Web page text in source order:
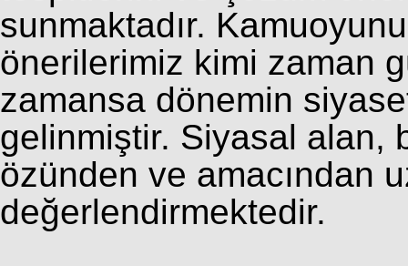
sunmaktadır.
önerilerimiz kimi zaman
zamansa dönemin
gelinmiştir. Siyasal alan,
özünden ve amacından
değerlendirmektedir.